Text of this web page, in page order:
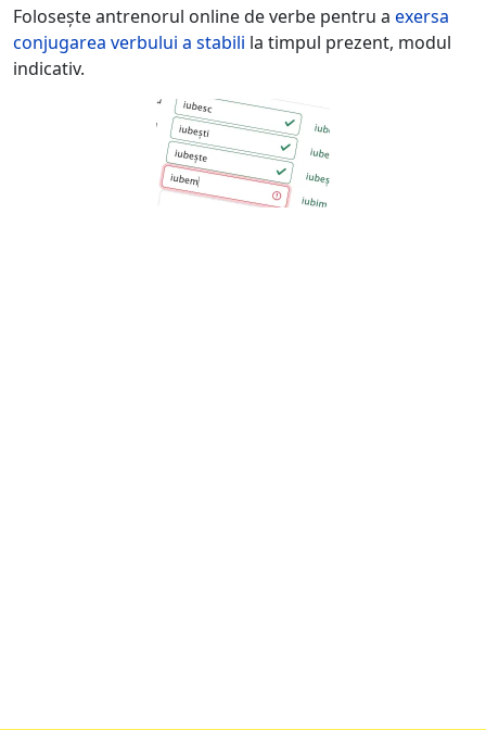
Folosește antrenorul online de verbe pentru a exersa
conjugarea verbului a stabili la timpul prezent, modul
indicativ.